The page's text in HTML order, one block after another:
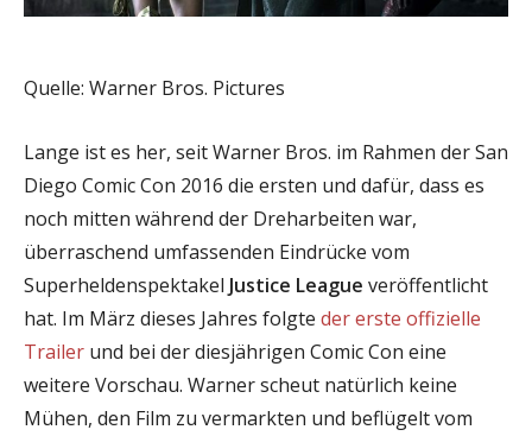
Quelle: Warner Bros. Pictures
Lange ist es her, seit Warner Bros. im Rahmen der San
Diego Comic Con 2016 die ersten und dafür, dass es
noch mitten während der Dreharbeiten war,
überraschend umfassenden Eindrücke vom
Superheldenspektakel Justice League veröffentlicht
hat. Im März dieses Jahres folgte der erste offizielle
Trailer und bei der diesjährigen Comic Con eine
weitere Vorschau. Warner scheut natürlich keine
Mühen, den Film zu vermarkten und beflügelt vom